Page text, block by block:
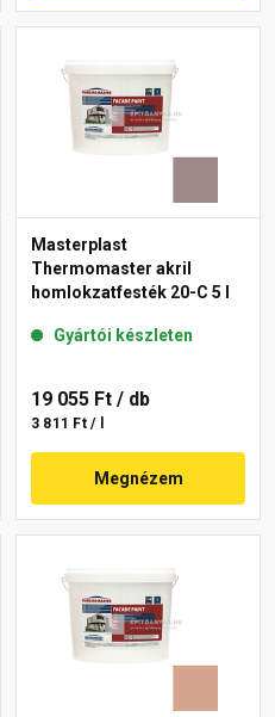
Masterplast
Thermomaster akril
homlokzatfesték 20-C 5 l
Gyártói készleten
19 055 Ft / db
3 811 Ft / l
Megnézem